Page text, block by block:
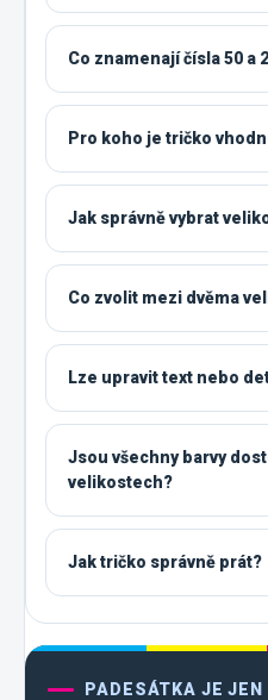
Co znamenají čísla 50 a
Pro koho je tričko
Jak správně vybrat
Co zvolit mezi dvěma
Lze upravit text nebo
Jsou všechny barvy
velikostech?
Jak tričko správně prát?
PADESÁTKA JE